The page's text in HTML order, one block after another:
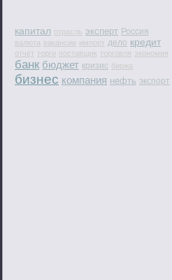
капитал отрасль эксперт Россия
валюта вакансии импорт дело кредит
отчёт торги поставщик торговля экономия
банк бюджет кризис биржа
бизнес компания нефть экспорт